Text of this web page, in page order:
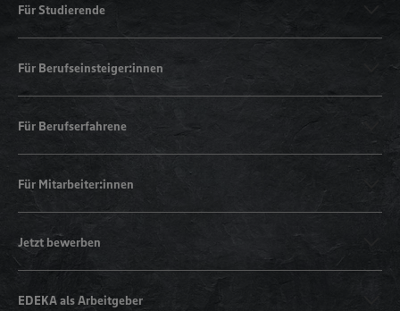
Für Studierende
Für Berufseinsteiger:innen
Für Berufserfahrene
Für Mitarbeiter:innen
Jetzt bewerben
EDEKA als Arbeitgeber